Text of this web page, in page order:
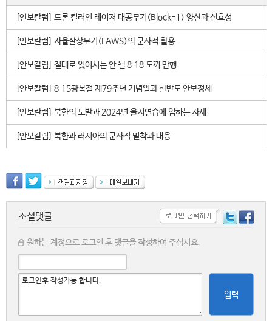
[안보칼럼] 드론 킬러인 레이저 대공무기(Block-1) 양산과 실효성
[안보칼럼] 자율살상무기(LAWS)의 군사적 활용
[안보칼럼] 절대로 잊어서는 안 될 8.18 도끼 만행
[안보칼럼] 8.15광복절 제79주년 기념일과 한반도 안보정세
[안보칼럼] 북한의 도발과 2024년 을지연습에 임하는 자세
[안보칼럼] 북한과 러시아의 군사적 밀착과 대응
소셜댓글
원하는 계정으로 로그인 후 댓글을 작성하여 주십시요.
입력